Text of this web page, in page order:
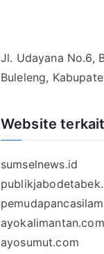
Jl. Udayana No.6,
Buleleng,
Website terkait
sumselnews.id
ayokalimantan.com
ayosumut.com